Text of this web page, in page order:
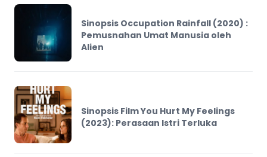
Sinopsis Occupation Rainfall (2020) :
Pemusnahan Umat Manusia oleh
Alien
Sinopsis Film You Hurt My Feelings
(2023): Perasaan Istri Terluka